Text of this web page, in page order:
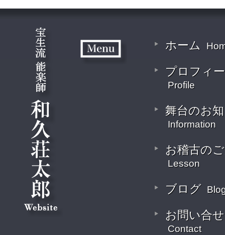
ホーム
プロフィ
Profile
舞台のお
Information
お稽古の
Lesson
ブログ
お問い合せ
Contact